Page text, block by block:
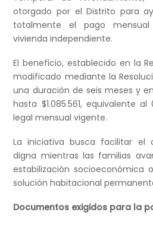
otorgado por el Distrito para
totalmente el pago
vivienda independiente.
El beneficio, establecido en la
modificado mediante la
una duración de seis meses y
hasta $1.085.561, equivalente
legal mensual vigente.
La iniciativa busca facilitar el
digna mientras las familias
estabilización socioeconómica
solución habitacional
Documentos exigidos para la